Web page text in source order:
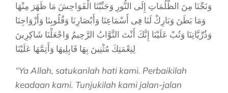
وَنَجِّنَا مِنَ الظُّلُمَاتِ إِلَى النُّورِ وَجَنِّبْنَا الْفَوَاحِشَ مَا ظَهَرَ مِنْهَا
وَمَا بَطَنَ وَبَارِكْ لَنَا فِى أَسْمَاعِنَا وَأَبْصَارِنَا وَقُلُوبِنَا وَأَزْوَاجِنَا
وَذُرِّيَّاتِنَا وَتُبْ عَلَيْنَا إِنَّكَ أَنْتَ التَّوَّابُ الرَّحِيمُ وَاجْعَلْنَا شَاكِرِينَ
لِنِعْمَتِكَ مُثْنِينَ بِهَا قَابِلِيهَا وَأَتِمَّهَا عَلَيْنَا
“Ya Allah, satukanlah hati kami. Perbaikilah
keadaan kami. Tunjukilah kami jalan-jalan